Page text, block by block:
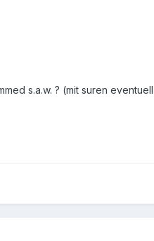
s.a.w. ? (mit suren